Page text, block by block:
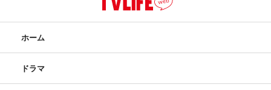
ホーム
ドラマ